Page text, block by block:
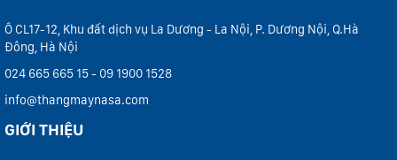
Ô CL17-12, Khu đất dịch vụ La Dương - La Nội, P. Dương Nội, Q.Hà
Đông, Hà Nội
024 665 665 15 - 09 1900 1528
info@thangmaynasa.com
GIỚI THIỆU